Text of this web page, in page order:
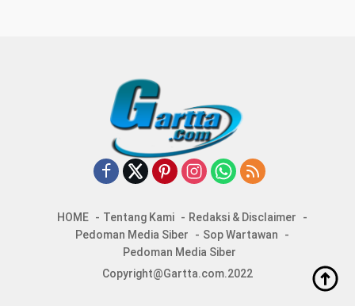
HOME Tentang Kami
Redaksi & Disclaimer
Pedoman Media Siber
Sop Wartawan
Pedoman Media Siber
Copyright@Gartta.com.2022